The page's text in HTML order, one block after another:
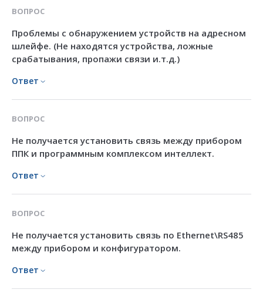
ВОПРОС
Проблемы с обнаружением устройств на адресном
шлейфе. (Не находятся устройства, ложные
срабатывания, пропажи связи и.т.д.)
Ответ
ВОПРОС
Не получается установить связь между прибором
ППК и программным комплексом интеллект.
Ответ
ВОПРОС
Не получается установить связь по Ethernet\RS485
между прибором и конфигуратором.
Ответ